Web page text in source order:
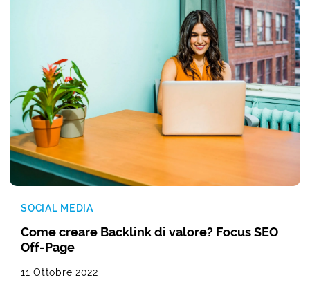
SOCIAL MEDIA
Come creare Backlink di valore? Focus SEO
Off-Page
11 Ottobre 2022